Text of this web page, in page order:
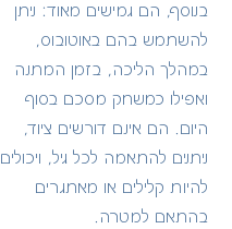
בנוסף, הם גמישים מאוד: ניתן
להשתמש בהם באוטובוס,
במהלך הליכה, בזמן המתנה
ואפילו כמשחק מסכם בסוף
היום. הם אינם דורשים ציוד,
ניתנים להתאמה לכל גיל, ויכולים
להיות קלילים או מאתגרים
בהתאם למטרה.